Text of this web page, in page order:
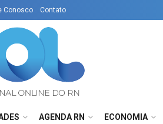
Conosco Contato
AGENDA RN ECONOMIA